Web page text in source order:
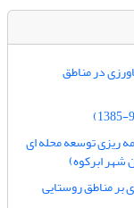
در مناطق
ریزی توسعه محله ای
شهر ابرکوه)
بر مناطق روستایی